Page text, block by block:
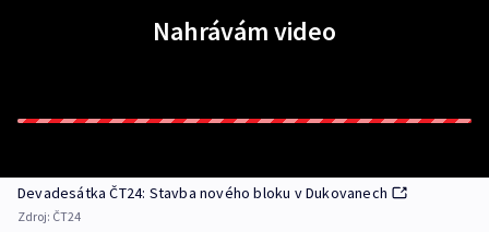
Nahrávám video
Devadesátka ČT24: Stavba nového bloku v Dukovanech
Zdroj: ČT24